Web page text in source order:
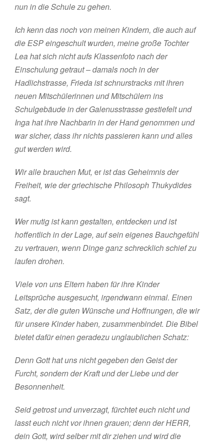
nun in die Schule zu gehen.
Ich kenn das noch von meinen Kindern, die auch auf
die ESP eingeschult wurden, meine große Tochter
Lea hat sich nicht aufs Klassenfoto nach der
Einschulung getraut – damals noch in der
Hadlichstrasse, Frieda ist schnurstracks mit ihren
neuen Mitschülerinnen und Mitschülern ins
Schulgebäude in der Galenusstrasse gestiefelt und
Inga hat ihre Nachbarin in der Hand genommen und
war sicher, dass ihr nichts passieren kann und alles
gut werden wird.
Wir alle brauchen Mut,erist das Geheimnis der
Freiheit, wie der griechische Philosoph Thukydides
sagt.
Wer mutig ist kann gestalten, entdecken und ist
hoffentlich in der Lage, auf sein eigenes Bauchgefühl
zu vertrauen, wenn Dinge ganz schrecklich schief zu
laufen drohen.
Viele von uns Eltern haben für ihre Kinder
Leitsprüche ausgesucht, irgendwann einmal. Einen
Satz, der die guten Wünsche und Hoffnungen, die wir
für unsere Kinder haben, zusammenbindet. Die Bibel
bietet dafür einen geradezu unglaublichen Schatz:
Denn Gott hat uns nicht gegeben den Geist der
Furcht, sondern der Kraft und der Liebe und der
Besonnenheit.
Seid getrost und unverzagt, fürchtet euch nicht und
lasst euch nicht vor ihnen grauen; denn der HERR,
dein Gott, wird selber mit dir ziehen und wird die